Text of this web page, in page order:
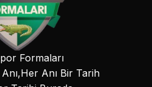
Formaları
Anı Bir Tarih